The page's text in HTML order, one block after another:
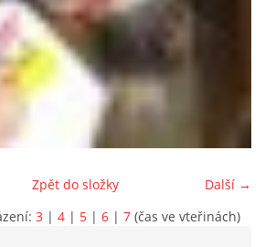
|WebSlice |Tisk|Aktualizováno: 1. 8. 2026
Nahoru ↑
Další →
Zpět do složky
3 | 4 | 5 | 6 | 7 (čas ve vteřinách)